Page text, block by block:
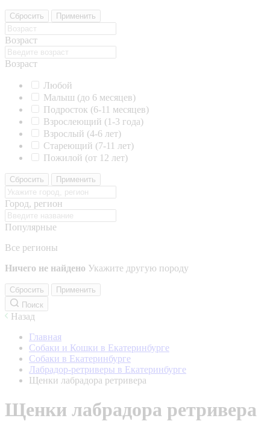
Сбросить Применить
Возраст
Возраст
Любой
Малыш (до 6 месяцев)
Подросток (6-11 месяцев)
Взрослеющий (1-3 года)
Взрослый (4-6 лет)
Стареющий (7-11 лет)
Пожилой (от 12 лет)
Сбросить Применить
Город, регион
Популярные
Все регионы
Ничего не найдено Укажите другую породу
Сбросить
Применить
Поиск
Назад
Главная
Собаки и Кошки в Екатеринбурге
Собаки в Екатеринбурге
Лабрадор-ретриверы в Екатеринбурге
Щенки лабрадора ретривера
Щенки лабрадора ретривера